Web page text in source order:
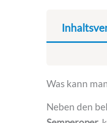
Was kann
Neben den